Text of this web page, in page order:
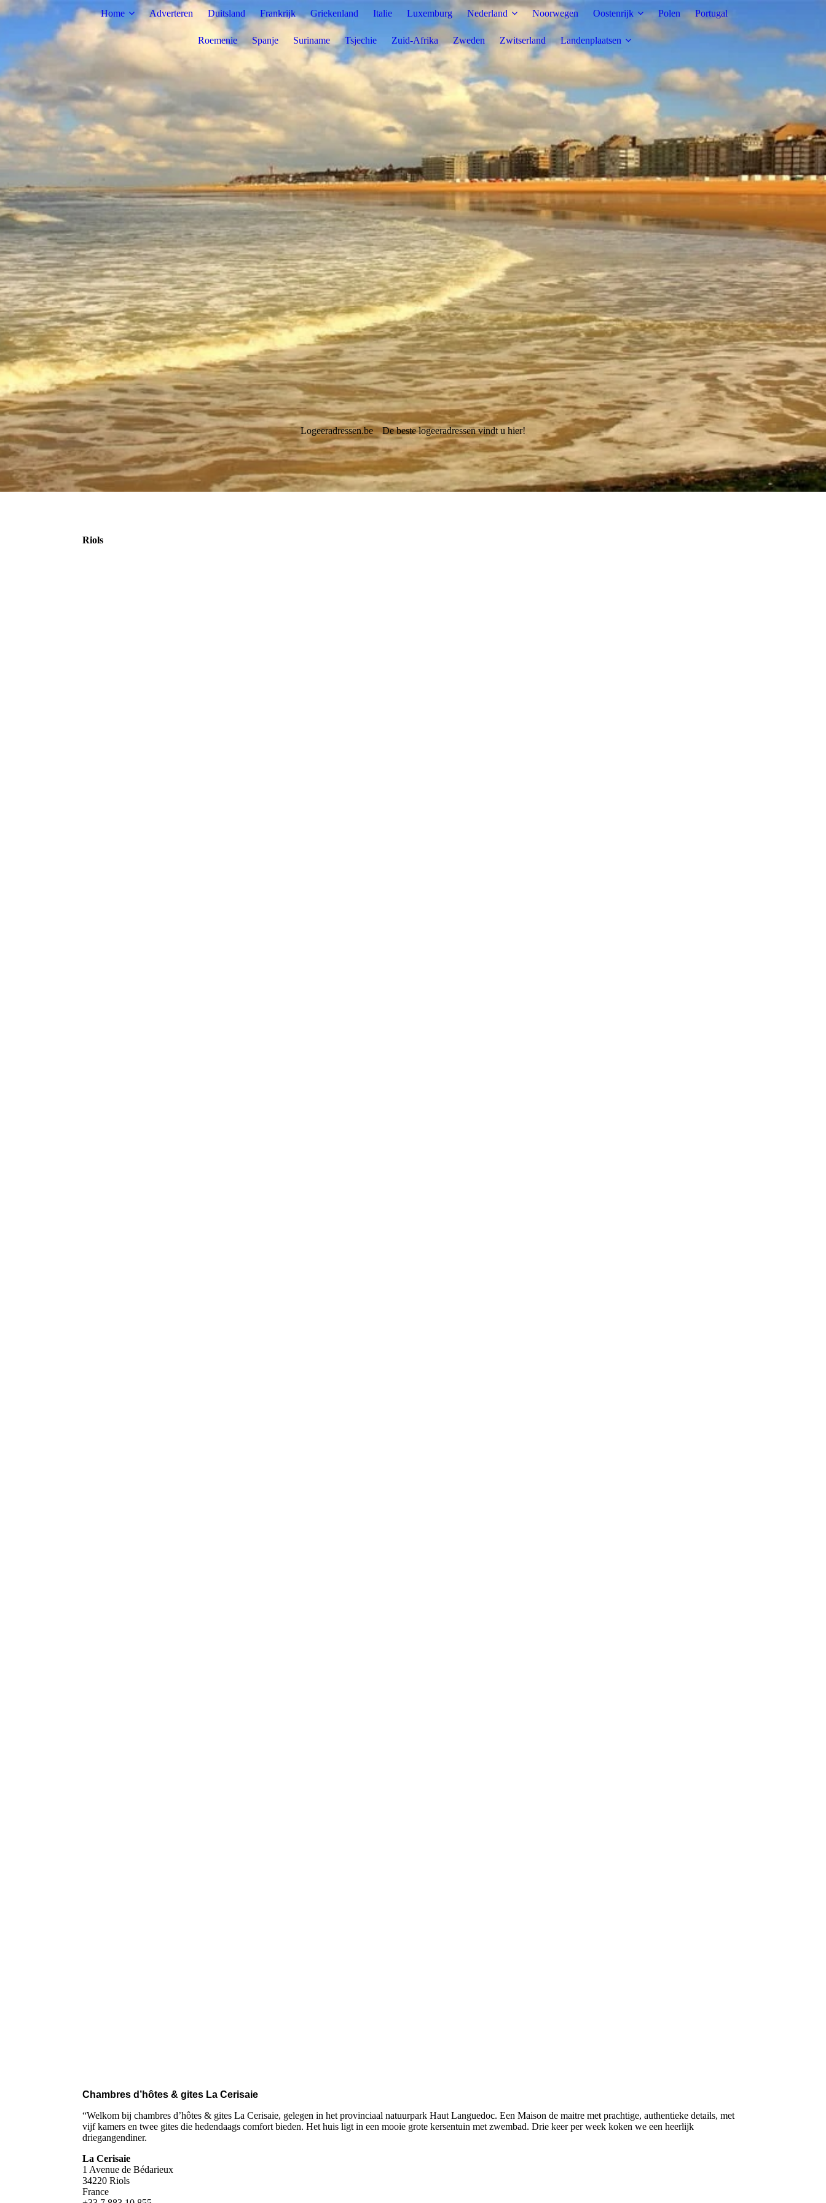
Home Adverteren Duitsland Frankrijk Griekenland Italie Luxemburg Nederland Noorwegen Oostenrijk Polen Portugal
Roemenie Spanje Suriname Tsjechie Zuid-Afrika Zweden Zwitserland Landenplaatsen
Logeeradressen.be De beste logeeradressen vindt u hier!
Riols
Chambres d’hôtes & gites La Cerisaie
“Welkom bij chambres d’hôtes & gites La Cerisaie, gelegen in het provinciaal natuurpark Haut Languedoc. Een Maison de maitre met prachtige, authentieke details, met
vijf kamers en twee gites die hedendaags comfort bieden. Het huis ligt in een mooie grote kersentuin met zwembad. Drie keer per week koken we een heerlijk
driegangendiner.
La Cerisaie
1 Avenue de Bédarieux
34220 Riols
France